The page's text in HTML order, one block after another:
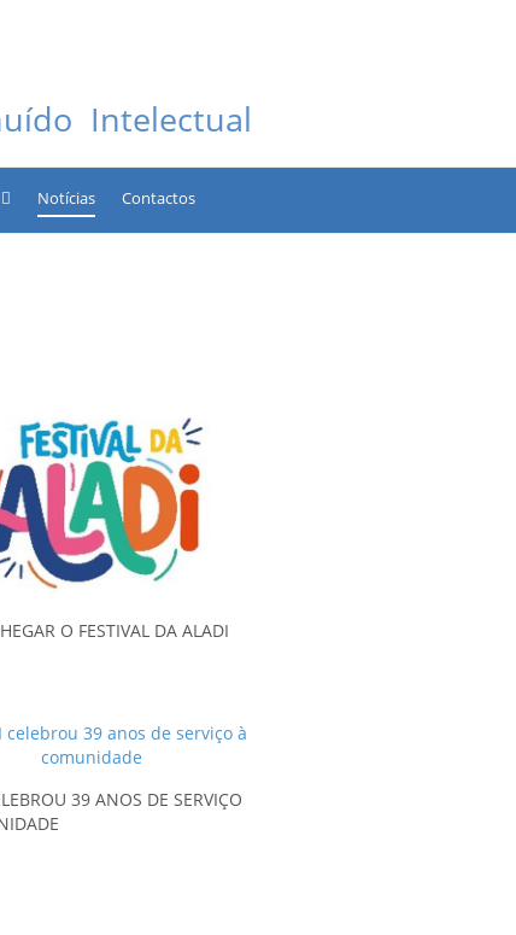
Intelectual
Notícias Contactos
O FESTIVAL DA ALADI
39 ANOS DE SERVIÇO